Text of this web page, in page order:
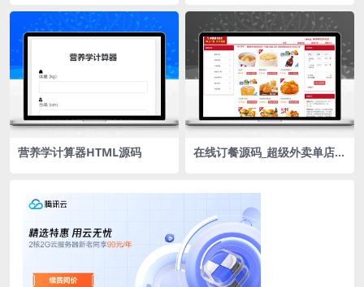
源码
营养学计算器HTML源码
在线订餐源码_超级外卖单店铺